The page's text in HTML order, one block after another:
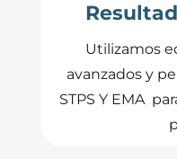
Utilizamos
avanzados y
STPS Y EMA